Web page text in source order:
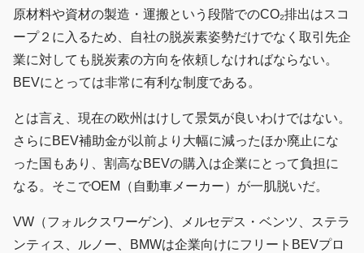
原材料や資材の製造・運搬という段階でのCO₂排出はスコ
ープ２に入るため、自社の脱炭素姿勢だけでなく取引先企
業に対しても脱炭素の方向を依頼しなければならない。
BEVにとっては非常に有利な制度である。
とは言え、現在の欧州はけして景気が良いわけではない。
さらにBEV補助金が以前より大幅に減ったほか廃止にな
った国もあり、割高なBEVの購入は企業にとって負担に
なる。そこでOEM（自動車メーカー）が一肌脱いだ。
VW（フォルクスワーゲン)、メルセデス・ベンツ、ステラ
ンティス、ルノー、BMWは企業向けにフリートBEVプロ